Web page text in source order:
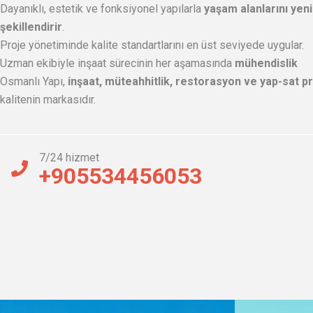
Dayanıklı, estetik ve fonksiyonel yapılarla yaşam alanlarını
şekillendirir.
Proje yönetiminde kalite standartlarını en üst seviyede uygular.
Uzman ekibiyle inşaat sürecinin her aşamasında mühendislik
Osmanlı Yapı, inşaat, müteahhitlik, restorasyon ve yap-sat
kalitenin markasıdır.
7/24 hizmet
+905534456053